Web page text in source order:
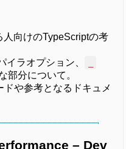
向けのTypeScriptの考
イラオプション、
部分について。
ドや参考となるドキュメ
– Dev